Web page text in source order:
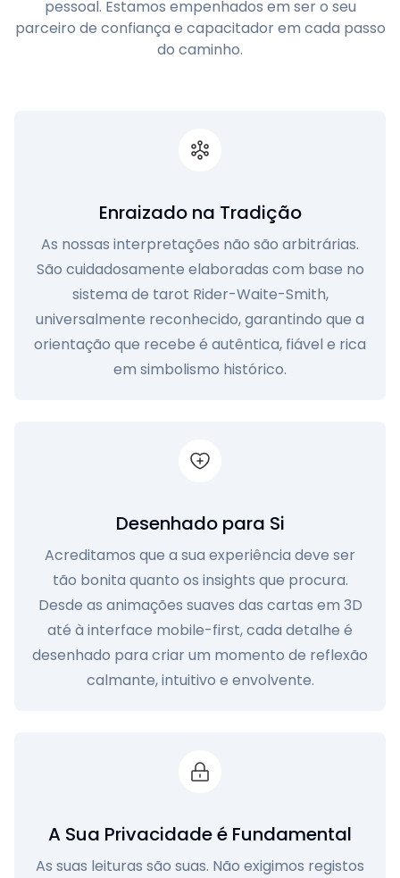
pessoal. Estamos empenhados em ser o seu
parceiro de confiança e capacitador em cada passo
do caminho.
Enraizado na Tradição
As nossas interpretações não são arbitrárias.
São cuidadosamente elaboradas com base no
sistema de tarot Rider-Waite-Smith,
universalmente reconhecido, garantindo que a
orientação que recebe é autêntica, fiável e rica
em simbolismo histórico.
Desenhado para Si
Acreditamos que a sua experiência deve ser
tão bonita quanto os insights que procura.
Desde as animações suaves das cartas em 3D
até à interface mobile-first, cada detalhe é
desenhado para criar um momento de reflexão
calmante, intuitivo e envolvente.
A Sua Privacidade é Fundamental
As suas leituras são suas. Não exigimos registos